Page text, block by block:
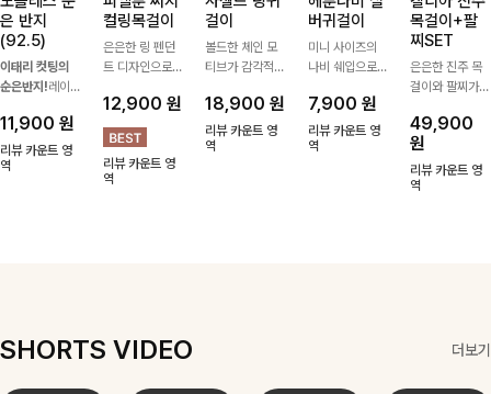
은 반지
(92.5)
이태리 컷팅의
순은반지!레이
반지에요!고급스
러운 컬러감과
디테일로 강추에
11,900 원
리뷰 카운트 영
역
컬링목걸이
은은한 링 펜던
트 디자인으로
써지컬스틸 소재
로 변색 걱정 없
이 데일리로 착
용하기 좋아요-
12,900 원
리뷰 카운트 영
역
걸이
볼드한 체인 모
티브가 감각적인
는 귀걸이- 심플
하면서도 존재감
있는 디자인으로
18,900원
리뷰 카운트 영
역
버귀걸이
미니 사이즈의
나비 쉐입으로
내어줄 이어링,
과하지 않은 포
인트가 되어줘
7,900 원
리뷰 카운트 영
역
목걸이+팔
찌SET
은은한 진주 목
걸이와 팔찌가
한 번에 완성도
높은 스타일링을
연출해주는 아이
템 🤍 데일리룩
49,900
원
리뷰 카운트 영
역
SHORTS VIDEO 더보기